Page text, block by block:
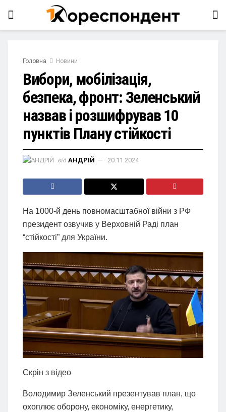
Головна Новини
Вибори, мобілізація,
безпека, фронт: Зеленський
назвав і розшифрував 10
пунктів Плану стійкості
від АНДРІЙ 20.11.2024
На 1000-й день повномасштабної війни з РФ
президент озвучив у Верховній Раді план
“стійкості” для України.
Скрін з відео
Володимир Зеленський презентував план, що
охоплює оборону, економіку, енергетику,